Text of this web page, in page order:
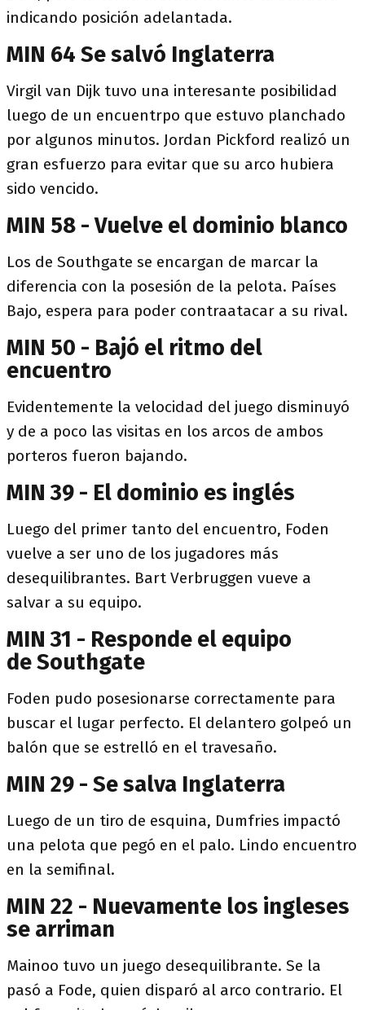
indicando posición adelantada.
MIN 64 Se salvó Inglaterra
Virgil van Dijk tuvo una interesante posibilidad
luego de un encuentrpo que estuvo planchado
por algunos minutos. Jordan Pickford realizó un
gran esfuerzo para evitar que su arco hubiera
sido vencido.
MIN 58 - Vuelve el dominio blanco
Los de Southgate se encargan de marcar la
diferencia con la posesión de la pelota. Países
Bajo, espera para poder contraatacar a su rival.
MIN 50 - Bajó el ritmo del
encuentro
Evidentemente la velocidad del juego disminuyó
y de a poco las visitas en los arcos de ambos
porteros fueron bajando.
MIN 39 - El dominio es inglés
Luego del primer tanto del encuentro, Foden
vuelve a ser uno de los jugadores más
desequilibrantes. Bart Verbruggen vueve a
salvar a su equipo.
MIN 31 - Responde el equipo
de Southgate
Foden pudo posesionarse correctamente para
buscar el lugar perfecto. El delantero golpeó un
balón que se estrelló en el travesaño.
MIN 29 - Se salva Inglaterra
Luego de un tiro de esquina, Dumfries impactó
una pelota que pegó en el palo. Lindo encuentro
en la semifinal.
MIN 22 - Nuevamente los ingleses
se arriman
Mainoo tuvo un juego desequilibrante. Se la
pasó a Fode, quien disparó al arco contrario. El